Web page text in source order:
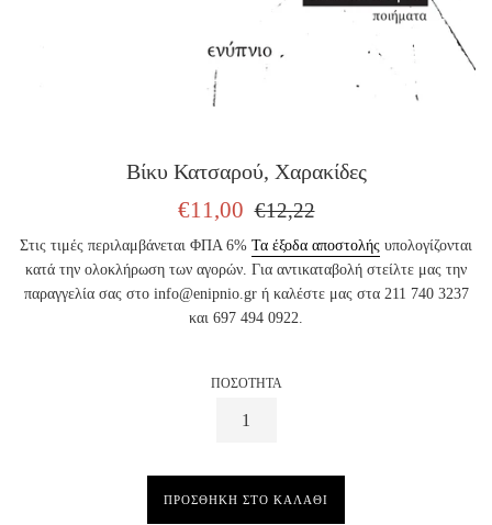
Βίκυ Κατσαρού, Χαρακίδες
ΤΙΜΗ
€11,00
ΤΙΜΗ
€12,22
Στις τιμές περιλαμβάνεται ΦΠΑ 6% Τα έξοδα αποστολής υπολογίζονται
κατά την ολοκλήρωση των αγορών. Για αντικαταβολή στείλτε μας την
παραγγελία σας στο info@enipnio.gr ή καλέστε μας στα 211 740 3237
και 697 494 0922.
ΠΟΣΟΤΗΤΑ
ΠΡΟΣΘΗΚΗ ΣΤΟ ΚΑΛΑΘΙ